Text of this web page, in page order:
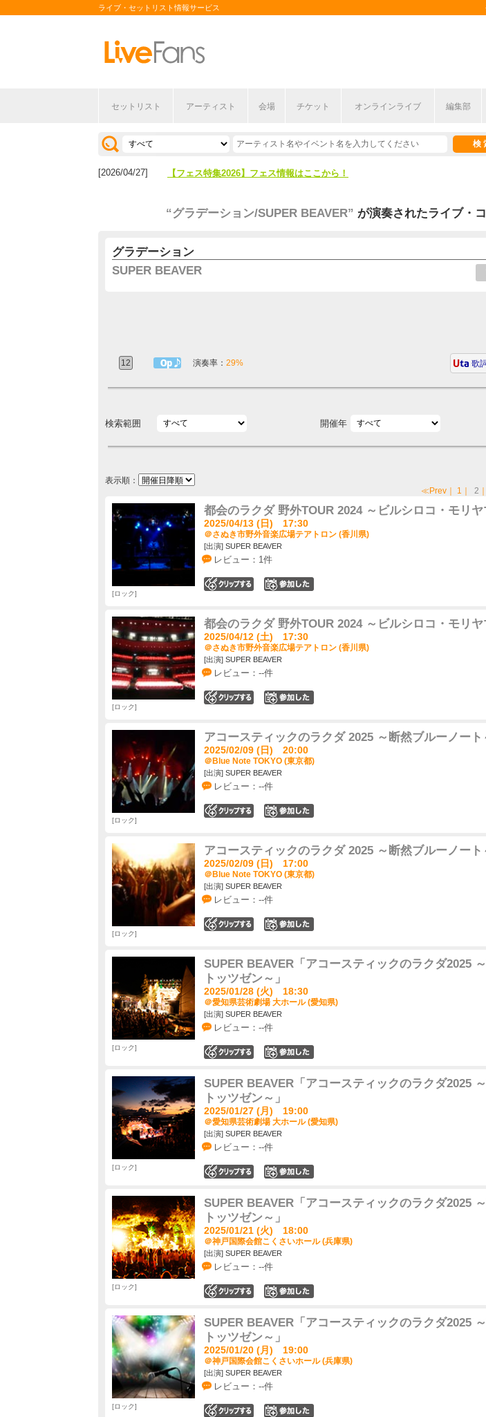
ライブ・セットリスト情報サービス
セットリスト アーティスト 会場 チケット オンラインライブ 編集部
[2026/07/28] 【ライブ動員ランキング】2026年上半期編発表！
[2026/04/27] 【フェス特集2026】フェス情報はここから！
“グラデーション/SUPER BEAVER” が演奏されたライブ・
グラデーション
SUPER BEAVER
12 1曲目定番
演奏率： 29% 歌
検索範囲 開催年
表示順：
≪Prev ｜ 1 ｜ 2 ｜
都会のラクダ 野外TOUR 2024 ～ビルシロコ・モリヤ
2025/04/13 (日) 17:30
＠さぬき市野外音楽広場テアトロン (香川県)
[出演] SUPER BEAVER
レビュー：1件
ロック
都会のラクダ 野外TOUR 2024 ～ビルシロコ・モリヤ
2025/04/12 (土) 17:30
＠さぬき市野外音楽広場テアトロン (香川県)
[出演] SUPER BEAVER
レビュー：--件
ロック
アコースティックのラクダ 2025 ～断然ブルーノート
2025/02/09 (日) 20:00
＠Blue Note TOKYO (東京都)
[出演] SUPER BEAVER
レビュー：--件
ロック
アコースティックのラクダ 2025 ～断然ブルーノート
2025/02/09 (日) 17:00
＠Blue Note TOKYO (東京都)
[出演] SUPER BEAVER
レビュー：--件
ロック
SUPER BEAVER「アコースティックのラクダ2025
トッツゼン～」
2025/01/28 (火) 18:30
＠愛知県芸術劇場 大ホール (愛知県)
[出演] SUPER BEAVER
レビュー：--件
ロック
SUPER BEAVER「アコースティックのラクダ2025
トッツゼン～」
2025/01/27 (月) 19:00
＠愛知県芸術劇場 大ホール (愛知県)
[出演] SUPER BEAVER
レビュー：--件
ロック
SUPER BEAVER「アコースティックのラクダ2025
トッツゼン～」
2025/01/21 (火) 18:00
＠神戸国際会館こくさいホール (兵庫県)
[出演] SUPER BEAVER
レビュー：--件
ロック
SUPER BEAVER「アコースティックのラクダ2025
トッツゼン～」
2025/01/20 (月) 19:00
＠神戸国際会館こくさいホール (兵庫県)
[出演] SUPER BEAVER
レビュー：--件
ロック